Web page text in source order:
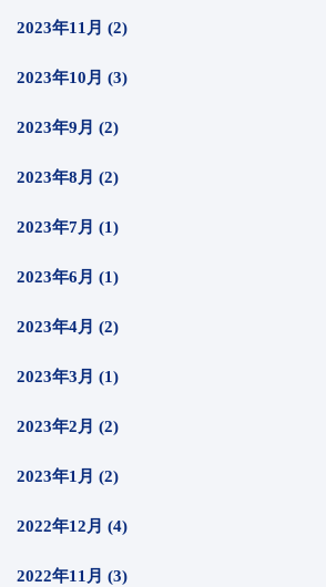
2023年11月 (2)
2023年10月 (3)
2023年9月 (2)
2023年8月 (2)
2023年7月 (1)
2023年6月 (1)
2023年4月 (2)
2023年3月 (1)
2023年2月 (2)
2023年1月 (2)
2022年12月 (4)
2022年11月 (3)